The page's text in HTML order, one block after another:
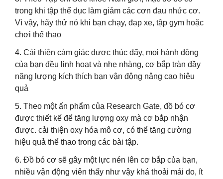
trong khi tập thể dục làm giảm các cơn đau nhức cơ.
Vì vậy, hãy thử nó khi bạn chạy, đạp xe, tập gym hoặc
chơi thể thao
4. Cải thiện cảm giác được thúc đẩy, mọi hành động
của bạn đều linh hoạt và nhẹ nhàng, cơ bắp tràn đầy
năng lượng kích thích bạn vận động nâng cao hiệu
quả
5. Theo một ấn phẩm của Research Gate, đồ bó cơ
được thiết kế để tăng lượng oxy mà cơ bắp nhận
được. cải thiện oxy hóa mô cơ, có thể tăng cường
hiệu quả thể thao trong các bài tập.
6. Đồ bó cơ sẽ gây một lực nén lên cơ bắp của bạn,
nhiều vận động viên thấy như vậy khá thoải mái do, ít